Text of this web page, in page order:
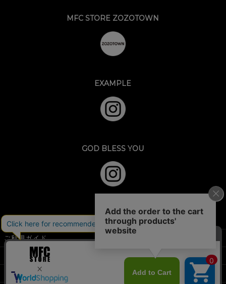
MFC STORE ZOZOTOWN
EXAMPLE
GOD BLESS YOU
ご利用ガイド
特定商取引法に基づく表示
個人情報の取扱